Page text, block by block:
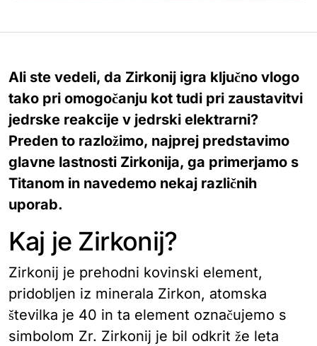
Ali ste vedeli, da Zirkonij igra ključno vlogo
tako pri omogočanju kot tudi pri zaustavitvi
jedrske reakcije v jedrski elektrarni?
Preden to razložimo, najprej predstavimo
glavne lastnosti Zirkonija, ga primerjamo s
Titanom in navedemo nekaj različnih
uporab.
Kaj je Zirkonij?
Zirkonij je prehodni kovinski element,
pridobljen iz minerala Zirkon, atomska
številka je 40 in ta element označujemo s
simbolom Zr. Zirkonij je bil odkrit že leta